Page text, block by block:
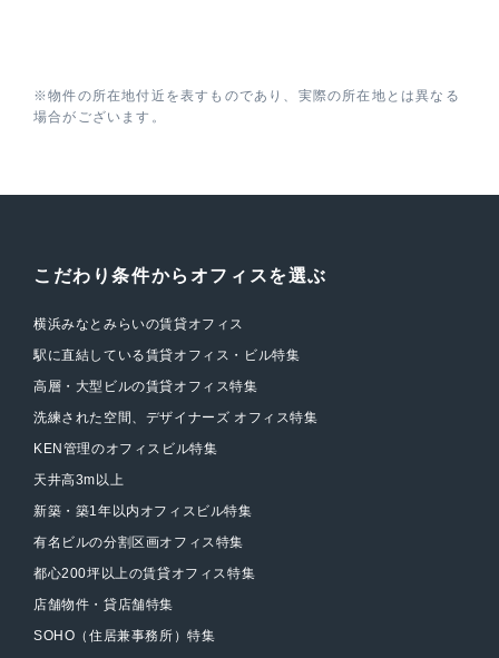
※物件の所在地付近を表すものであり、実際の所在地とは異なる
場合がございます。
こだわり条件からオフィスを選ぶ
横浜みなとみらいの賃貸オフィス
駅に直結している賃貸オフィス・ビル特集
高層・大型ビルの賃貸オフィス特集
洗練された空間、デザイナーズ オフィス特集
KEN管理のオフィスビル特集
天井高3m以上
新築・築1年以内オフィスビル特集
有名ビルの分割区画オフィス特集
都心200坪以上の賃貸オフィス特集
店舗物件・貸店舗特集
SOHO（住居兼事務所）特集